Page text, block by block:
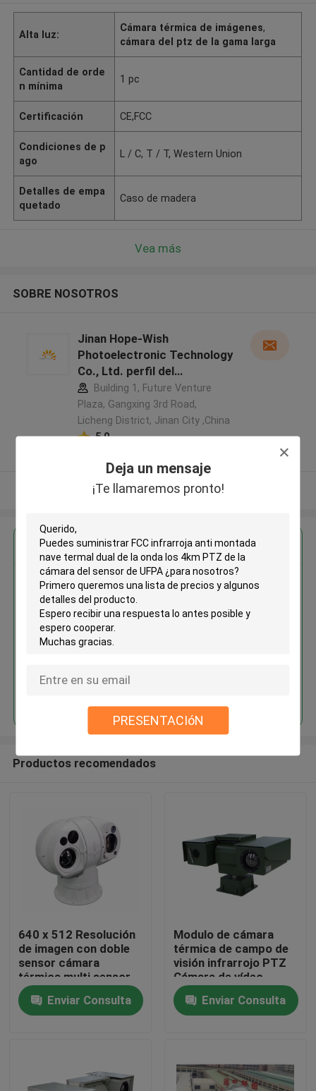
Deja un mensaje
¡Te llamaremos pronto!
PRESENTACIóN
En casa.
Sobre nosotros
Alta luz:
Cámara térmica de imágenes,
cámara del ptz de la gama larga
Cantidad de orde
n mínima
1 pc
Certificación CE,FCC
Condiciones de p
ago
L / C, T / T, Western Union
Detalles de empa
quetado
Caso de madera
Vea más
SOBRE NOSOTROS
Jinan Hope-Wish
Photoelectronic Technology
Co., Ltd. perfil del
fabricante
Building 1, Future Venture
Plaza, Gangxing 3rd Road,
Licheng District, Jinan City ,China
5.0
Vea más
Obtenga el mejor precio por
FCC infrarroja anti montada
nave termal dual de la onda los
4km PTZ de la cámara del
Productos recomendados
640 x 512 Resolución
de imagen con doble
sensor cámara
térmica multi sensor
cámara inteligente IOT
Enviar Consulta
Modulo de cámara
térmica de campo de
visión infrarrojo PTZ
Cámara de vídeo
montada en vehículo
Enviar Consulta